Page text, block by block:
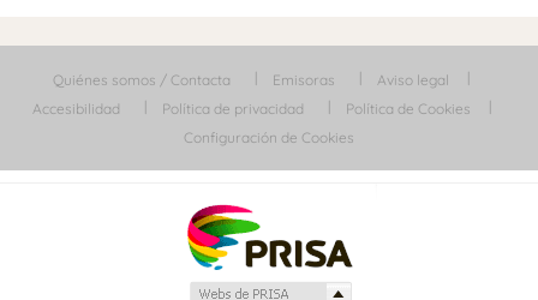
Quiénes somos / Contacta Emisoras
Aviso legal
Accesibilidad
Política de privacidad
Política de Cookies
Configuración de Cookies